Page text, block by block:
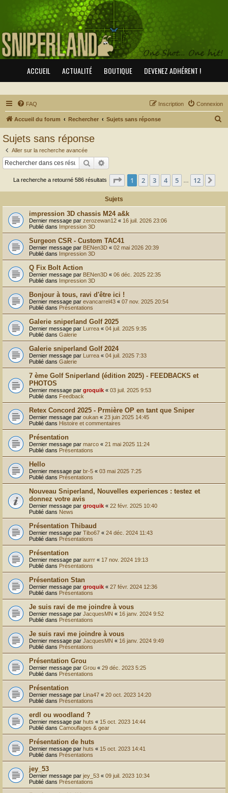
ACCUEIL ACTUALITÉ BOUTIQUE DEVENEZ ADHÉRENT !
FAQ Connexion
Inscription
Accueil du forum Rechercher Sujets sans réponse
c
Sujets sans réponse
Aller sur la recherche avancée
Rechercher
La recherche a retourné 586 résultats Page 1sur12
1 2 3 4 5 12
Sujets
impression 3D chassis M24 a&k
Dernier message par zerozewan12 « 16 juil. 2026 23:06
Publié dans Impression 3D
Surgeon CSR - Custom TAC41
Dernier message par BENen3D « 02 mai 2026 20:39
Publié dans Impression 3D
Q Fix Bolt Action
Dernier message par BENen3D « 06 déc. 2025 22:35
Publié dans Impression 3D
Bonjour à tous, ravi d'être ici !
Dernier message par evancarrel43 « 07 nov. 2025 20:54
Publié dans Présentations
Galerie sniperland Golf 2025
Dernier message par Lurrea « 04 juil. 2025 9:35
Publié dans Galerie
Galerie sniperland Golf 2024
Dernier message par Lurrea « 04 juil. 2025 7:33
Publié dans Galerie
7 ème Golf Sniperland (édition 2025) - FEEDBACKS et
PHOTOS
Dernier message par groquik « 03 juil. 2025 9:53
Publié dans Feedback
Retex Concord 2025 - Prmière OP en tant que Sniper
Dernier message par oukan « 23 juin 2025 14:45
Publié dans Histoire et commentaires
Présentation
Dernier message par marco « 21 mai 2025 11:24
Publié dans Présentations
Hello
Dernier message par br-5 « 03 mai 2025 7:25
Publié dans Présentations
Nouveau Sniperland, Nouvelles experiences : testez et
donnez votre avis
Dernier message par groquik « 22 févr. 2025 10:40
Publié dans News
Présentation Thibaud
Dernier message par Tibo67 « 24 déc. 2024 11:43
Publié dans Présentations
Présentation
Dernier message par aurrr « 17 nov. 2024 19:13
Publié dans Présentations
Présentation Stan
Dernier message par groquik « 27 févr. 2024 12:36
Publié dans Présentations
Je suis ravi de me joindre à vous
Dernier message par JacquesMN « 16 janv. 2024 9:52
Publié dans Présentations
Je suis ravi me joindre à vous
Dernier message par JacquesMN « 16 janv. 2024 9:49
Publié dans Présentations
Présentation Grou
Dernier message par Grou « 29 déc. 2023 5:25
Publié dans Présentations
Présentation
Dernier message par Lina47 « 20 oct. 2023 14:20
Publié dans Présentations
erdl ou woodland ?
Dernier message par huts « 15 oct. 2023 14:44
Publié dans Camouflages & gear
Présentation de huts
Dernier message par huts « 15 oct. 2023 14:41
Publié dans Présentations
jey_53
Dernier message par jey_53 « 09 juil. 2023 10:34
Publié dans Présentations